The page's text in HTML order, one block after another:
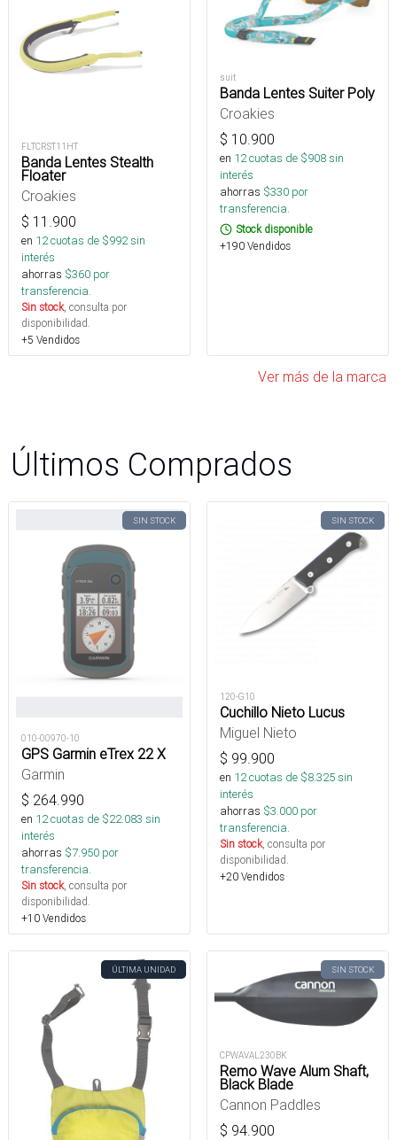
FLTCRST11HT
Banda Lentes Stealth
Floater
Croakies
$ 11.900
en 12cuotas de $992sin
interés
ahorras $360 por
transferencia.
Sin stock, consulta por
disponibilidad.
+5 Vendidos
suit
Banda Lentes Suiter Poly
Croakies
$ 10.900
en 12cuotas de $908sin
interés
ahorras $330 por
transferencia.
Stock disponible
+190 Vendidos
Ver más de la marca
Últimos Comprados
SIN STOCK
010-00970-10
GPS Garmin eTrex 22 X
Garmin
$ 264.990
en 12cuotas de $22.083 sin
interés
ahorras $7.950 por
transferencia.
Sin stock, consulta por
disponibilidad.
+10 Vendidos
SIN STOCK
120-G10
Cuchillo Nieto Lucus
Miguel Nieto
$ 99.900
en 12cuotas de $8.325sin
interés
ahorras $3.000 por
transferencia.
Sin stock, consulta por
disponibilidad.
+20 Vendidos
ÚLTIMA UNIDAD SIN STOCK
CPWAVAL230BK
Remo Wave Alum Shaft,
Black Blade
Cannon Paddles
$ 94.900